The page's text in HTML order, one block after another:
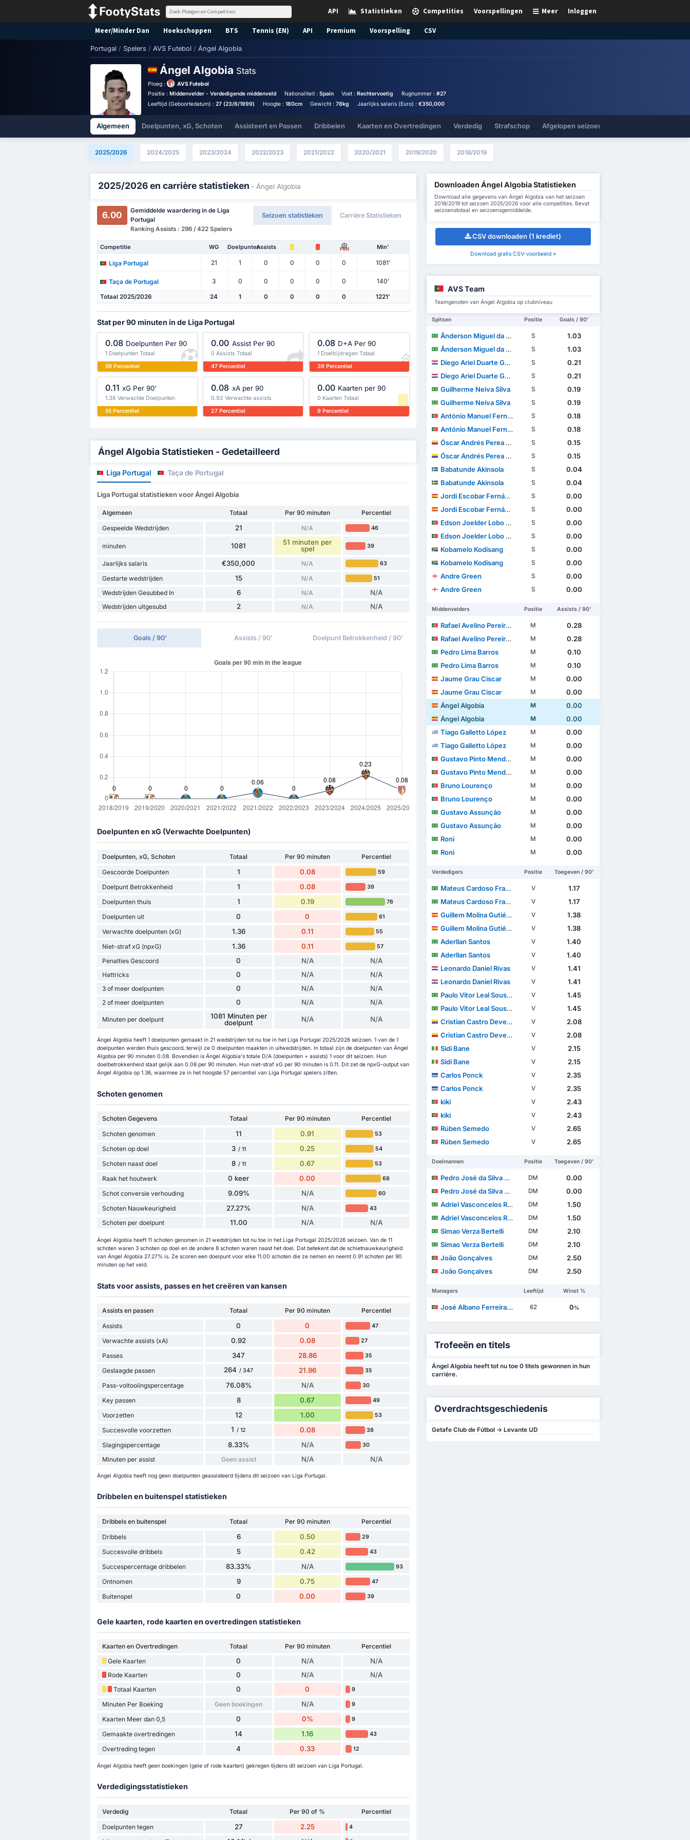
Inloggen
Meer
Voorspellingen
Competities
Statistieken
API
Meer/Minder Dan Hoekschoppen BTS Tennis (EN) API Premium Voorspelling CSV
Portugal / Spelers / AVS Futebol / Ángel Algobia
Ángel Algobia Stats
Ploeg :
AVS Futebol
Positie :Middenvelder - Verdedigende middenveld Nationaliteit : Spain Voet :Rechtervoetig Rugnummer : #27
Leeftijd (Geboortedatum) :27 (23/6/1999) Hoogte : 180cm Gewicht :78kg Jaarlijks salaris (Euro) : €350,000
Algemeen Doelpunten, xG, Schoten Assisteert en Passen Dribbelen Kaarten en Overtredingen Verdedig Strafschop Afgelopen seizoenen
2025/2026 2024/2025 2023/2024 2022/2023 2021/2022 2020/2021 2019/2020 2018/2019
2025/2026 en carrière statistieken - Ángel Algobia
6.00
Gemiddelde waardering in de Liga
Portugal
Ranking Assists : 296 / 422 Spelers
Seizoen statistieken Carrière Statistieken
Competitie WG DoelpuntenAssists PEN Min'
Liga Portugal 21 1 0 0 0 0 1081'
Taça de Portugal 3 0 0 0 0 0 140'
Totaal 2025/2026 24 1 0 0 0 0 1221'
Stat per 90 minuten in de Liga Portugal
0.08 Doelpunten Per 90
1 Doelpunten Totaal
59 Percentiel
0.00 Assist Per 90
0 Assists Totaal
47 Percentiel
0.08 D+A Per 90
1 Doelbijdragen Totaal
39 Percentiel
0.11 xG Per 90'
1.36 Verwachte Doelpunten
55 Percentiel
0.08 xA per 90
0.92 Verwachte assists
27 Percentiel
0.00 Kaarten per 90
0 Kaarten Totaal
9 Percentiel
Ángel Algobia Statistieken - Gedetailleerd
Liga Portugal Taça de Portugal
Liga Portugal statistieken voor Ángel Algobia
Algemeen Totaal Per 90 minuten
Percentiel
Gespeelde Wedstrijden
21 N/A 46
minuten 1081
51 minuten per
spel
39
Jaarlijks salaris €350,000 N/A 63
Gestarte wedstrijden 15 N/A 51
Wedstrijden Gesubbed In 6 N/A N/A
Wedstrijden uitgesubd 2 N/A N/A
Goals / 90' Assists / 90' Doelpunt Betrokkenheid / 90'
Doelpunten en xG (Verwachte Doelpunten)
Doelpunten, xG, Schoten Totaal Per 90 minuten
Percentiel
Gescoorde Doelpunten
1 0.08 59
Doelpunt Betrokkenheid 1 0.08 39
Doelpunten thuis 1 0.19 76
Doelpunten uit 0 0 61
Verwachte doelpunten (xG) 1.36 0.11 55
Niet-straf xG (npxG) 1.36 0.11 57
Penalties Gescoord 0 N/A N/A
Hattricks 0 N/A N/A
3 of meer doelpunten 0 N/A N/A
2 of meer doelpunten 0 N/A N/A
Minuten per doelpunt
1081 Minuten per
doelpunt
N/A N/A
Ángel Algobia heeft 1 doelpunten gemaakt in 21 wedstrijden tot nu toe in het Liga Portugal 2025/2026 seizoen. 1 van de 1
doelpunten werden thuis gescoord, terwijl ze 0 doelpunten maakten in uitwedstrijden. In totaal zijn de doelpunten van Ángel
Algobia per 90 minuten 0.08. Bovendien is Ángel Algobia's totale D/A (doelpunten + assists) 1 voor dit seizoen. Hun
doelbetrokkenheid staat gelijk aan 0.08 per 90 minuten. Hun niet-straf xG per 90 minuten is 0.11. Dit zet de npxG-output van
Ángel Algobia op 1.36, waarmee ze in het hoogste 57 percentiel van Liga Portugal spelers zitten.
Schoten genomen
Schoten Gegevens Totaal Per 90 minuten
Percentiel
Schoten genomen
11 0.91 53
Schoten op doel 3 / 11 0.25 54
Schoten naast doel 8 / 11 0.67 53
Raak het houtwerk 0 keer 0.00 68
Schot conversie verhouding 9.09% N/A 60
Schoten Nauwkeurigheid 27.27% N/A 43
Schoten per doelpunt 11.00 N/A N/A
Ángel Algobia heeft 11 schoten genomen in 21 wedstrijden tot nu toe in het Liga Portugal 2025/2026 seizoen. Van de 11
schoten waren 3 schoten op doel en de andere 8 schoten waren naast het doel. Dat betekent dat de schietnauwkeurigheid
van Ángel Algobia 27.27% is. Ze scoren een doelpunt voor elke 11.00 schoten die ze nemen en neemt 0.91 schoten per 90
minuten op het veld.
Stats voor assists, passes en het creëren van kansen
Assists en passen Totaal Per 90 minuten
Percentiel
Assists
0 0 47
Verwachte assists (xA) 0.92 0.08 27
Passes 347 28.86 35
Geslaagde passen 264 / 347 21.96 35
Pass-voltooiingspercentage 76.08% N/A 30
Key passen 8 0.67 49
Voorzetten 12 1.00 53
Succesvolle voorzetten 1 / 12 0.08 38
Slagingspercentage 8.33% N/A 30
Minuten per assist Geen assist N/A N/A
Ángel Algobia heeft nog geen doelpunten geassisteerd tijdens dit seizoen van Liga Portugal.
Dribbelen en buitenspel statistieken
Dribbels en buitenspel Totaal Per 90 minuten
Percentiel
Dribbels
6 0.50 29
Succesvolle dribbels 5 0.42 43
Succespercentage dribbelen 83.33% N/A 93
Ontnomen 9 0.75 47
Buitenspel 0 0.00 39
Gele kaarten, rode kaarten en overtredingen statistieken
Kaarten en Overtredingen Totaal Per 90 minuten
Percentiel
Gele Kaarten
0 N/A N/A
Rode Kaarten 0 N/A N/A
Totaal Kaarten 0 0 9
Minuten Per Boeking Geen boekingen N/A 9
Kaarten Meer dan 0,5 0 0% 9
Gemaakte overtredingen 14 1.16 43
Overtreding tegen 4 0.33 12
Ángel Algobia heeft geen boekingen (gele of rode kaarten) gekregen tijdens dit seizoen van Liga Portugal.
Verdedigingsstatistieken
Verdedig Totaal Per 90 of %
Percentiel
Doelpunten tegen
27 2.25 4
Downloaden Ángel Algobia Statistieken
Download alle gegevens van Ángel Algobia van het seizoen
2018/2019 tot seizoen 2025/2026 voor alle competities. Bevat
seizoenstotaal en seizoensgemiddelde.
CSV downloaden (1 krediet)
Download gratis CSV-voorbeeld »
AVS Team
Teamgenoten van Ángel Algobia op clubniveau
Spitsen Positie Goals / 90'
Ânderson Miguel da Silva S
1.03
Ânderson Miguel da Silva
S
1.03
Diego Ariel Duarte Garcete
S
0.21
Diego Ariel Duarte Garcete
S
0.21
Guilherme Neiva Silva
S
0.19
Guilherme Neiva Silva
S
0.19
António Manuel Fernandes Mendes
S
0.18
António Manuel Fernandes Mendes
S
0.18
Óscar Andrés Perea Abonce
S
0.15
Óscar Andrés Perea Abonce
S
0.15
Babatunde Akinsola
S
0.04
Babatunde Akinsola
S
0.04
Jordi Escobar Fernández
S
0.00
Jordi Escobar Fernández
S
0.00
Edson Joelder Lobo Mucuana
S
0.00
Edson Joelder Lobo Mucuana
S
0.00
Kobamelo Kodisang
S
0.00
Kobamelo Kodisang
S
0.00
Andre Green
S
0.00
Andre Green
S 0.00
Middenvelders Positie Assists / 90'
Rafael Avelino Pereira Pinto Barbosa M
0.28
Rafael Avelino Pereira Pinto Barbosa
M
0.28
Pedro Lima Barros
M
0.10
Pedro Lima Barros
M
0.10
Jaume Grau Ciscar
M
0.00
Jaume Grau Ciscar
M
0.00
Ángel Algobia
M
0.00
Ángel Algobia
M
0.00
Tiago Galletto López
M
0.00
Tiago Galletto López
M
0.00
Gustavo Pinto Mendonça
M
0.00
Gustavo Pinto Mendonça
M
0.00
Bruno Lourenço
M
0.00
Bruno Lourenço
M
0.00
Gustavo Assunção
M
0.00
Gustavo Assunção
M
0.00
Roni
M
0.00
Roni
M 0.00
Verdedigers Positie Toegeven / 90'
Mateus Cardoso Francisco V
1.17
Mateus Cardoso Francisco
V
1.17
Guillem Molina Gutiérrez
V
1.38
Guillem Molina Gutiérrez
V
1.38
Aderllan Santos
V
1.40
Aderllan Santos
V
1.40
Leonardo Daniel Rivas
V
1.41
Leonardo Daniel Rivas
V
1.41
Paulo Vitor Leal Sousa Lima
V
1.45
Paulo Vitor Leal Sousa Lima
V
1.45
Cristian Castro Devenish
V
2.08
Cristian Castro Devenish
V
2.08
Sidi Bane
V
2.15
Sidi Bane
V
2.15
Carlos Ponck
V
2.35
Carlos Ponck
V
2.35
kiki
V
2.43
kiki
V
2.43
Rúben Semedo
V
2.65
Rúben Semedo
V 2.65
Doelmannen Positie Toegeven / 90'
Pedro José da Silva Trigueira DM
0.00
Pedro José da Silva Trigueira
DM
0.00
Adriel Vasconcelos Ramos
DM
1.50
Adriel Vasconcelos Ramos
DM
1.50
Simao Verza Bertelli
DM
2.10
Simao Verza Bertelli
DM
2.10
João Gonçalves
DM
2.50
João Gonçalves
DM 2.50
Managers Leeftijd Winst %
José Albano Ferreira da Mota 62 0%
Trofeeën en titels
Ángel Algobia heeft tot nu toe 0 titels gewonnen in hun
carrière.
Overdrachtsgeschiedenis
Getafe Club de Fútbol -> Levante UD